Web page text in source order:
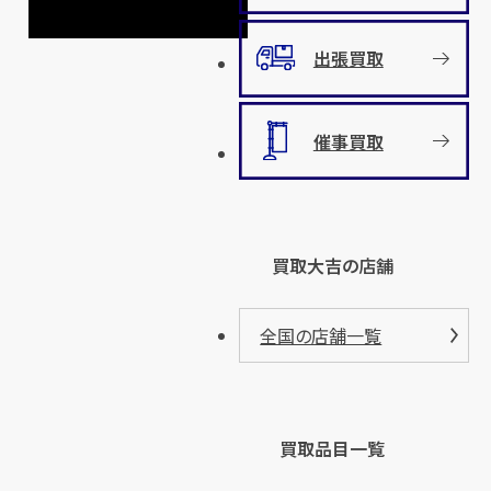
出張買取
催事買取
買取大吉の店舗
全国の店舗一覧
買取品目一覧